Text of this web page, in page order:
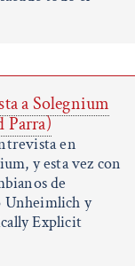
a Solegnium
Parra)
en
y esta vez con
de
Unheimlich y
Explicit